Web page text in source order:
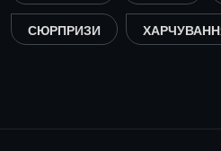
СЮРПРИЗИ